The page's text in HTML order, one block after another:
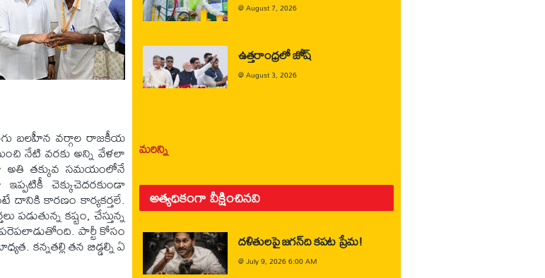
బలహీన వర్గాల రాజకీయ
నేటి వరకు అన్ని వేళలా
అతి తక్కువ సమయంలోనే
చెక్కుచెదరకుండా
దానికి కారణం కార్యకర్తలే.
పడుతున్న కష్టం, చేస్తున్న
రెపరెపలాడుతోంది. పార్టీ కోసం
కన్నతల్లి తన బిడ్డల్ని ఏ
@August 7, 2026
ఉత్తరాంధ్రలో జోష్
@August 3, 2026
మరిన్ని
అత్యధికంగా వీక్షించినవి
దళితులపై జగన్‌ది కపట ప్రేమ!
@July 9, 2026 6:00 AM